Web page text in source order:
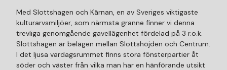
Med Slottshagen och Kärnan, en av Sveriges viktigaste
kulturarvsmiljöer, som närmsta granne finner vi denna
trevliga genomgående gavellägenhet fördelad på 3 r.o.k.
Slottshagen är belägen mellan Slottshöjden och Centrum.
I det ljusa vardagsrummet finns stora fönsterpartier åt
söder och väster från vilka man har en hänförande utsikt